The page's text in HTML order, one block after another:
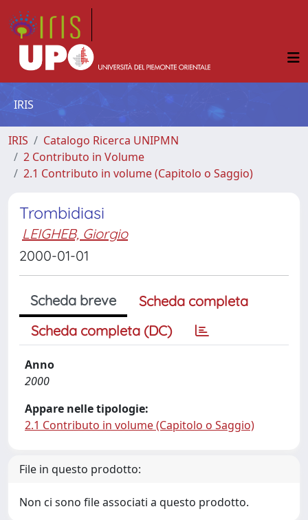
IRIS
IRIS
Catalogo Ricerca UNIPMN
2 Contributo in Volume
2.1 Contributo in volume (Capitolo o Saggio)
Trombidiasi
LEIGHEB, Giorgio
2000-01-01
Scheda breve
Scheda completa
Scheda completa (DC)
Anno
2000
Appare nelle tipologie:
2.1 Contributo in volume (Capitolo o Saggio)
File in questo prodotto:
Non ci sono file associati a questo prodotto.